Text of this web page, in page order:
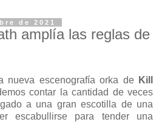
de 2021
amplía las reglas de
nueva escenografía orka de Kill
contar la cantidad de veces
a una gran escotilla de una
escabullirse para tender una